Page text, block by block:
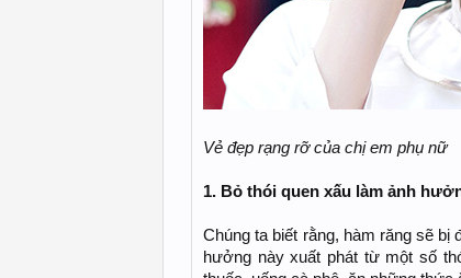
Vẻ đẹp rạng rỡ của chị em phụ nữ
1. Bỏ thói quen xấu làm ảnh
Chúng ta biết rằng, hàm răng sẽ
hưởng này xuất phát từ một số